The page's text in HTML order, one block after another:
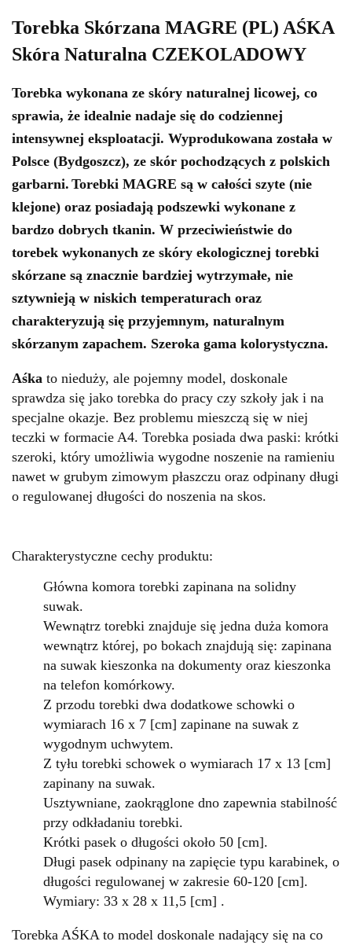
Torebka Skórzana MAGRE (PL) AŚKA
Skóra Naturalna CZEKOLADOWY
Torebka wykonana ze skóry naturalnej licowej, co
sprawia, że idealnie nadaje się do codziennej
intensywnej eksploatacji. Wyprodukowana została w
Polsce (Bydgoszcz), ze skór pochodzących z polskich
garbarni. Torebki MAGRE są w całości szyte (nie
klejone) oraz posiadają podszewki wykonane z
bardzo dobrych tkanin. W przeciwieństwie do
torebek wykonanych ze skóry ekologicznej torebki
skórzane są znacznie bardziej wytrzymałe, nie
sztywnieją w niskich temperaturach oraz
charakteryzują się przyjemnym, naturalnym
skórzanym zapachem. Szeroka gama kolorystyczna.
Aśka to nieduży, ale pojemny model, doskonale
sprawdza się jako torebka do pracy czy szkoły jak i na
specjalne okazje. Bez problemu mieszczą się w niej
teczki w formacie A4. Torebka posiada dwa paski: krótki
szeroki, który umożliwia wygodne noszenie na ramieniu
nawet w grubym zimowym płaszczu oraz odpinany długi
o regulowanej długości do noszenia na skos.
Charakterystyczne cechy produktu:
Główna komora torebki zapinana na solidny
suwak.
Wewnątrz torebki znajduje się jedna duża komora
wewnątrz której, po bokach znajdują się: zapinana
na suwak kieszonka na dokumenty oraz kieszonka
na telefon komórkowy.
Z przodu torebki dwa dodatkowe schowki o
wymiarach 16 x 7 [cm] zapinane na suwak z
wygodnym uchwytem.
Z tyłu torebki schowek o wymiarach 17 x 13 [cm]
zapinany na suwak.
Usztywniane, zaokrąglone dno zapewnia stabilność
przy odkładaniu torebki.
Krótki pasek o długości około 50 [cm].
Długi pasek odpinany na zapięcie typu karabinek, o
długości regulowanej w zakresie 60-120 [cm].
Wymiary: 33 x 28 x 11,5 [cm] .
Torebka AŚKA to model doskonale nadający się na co